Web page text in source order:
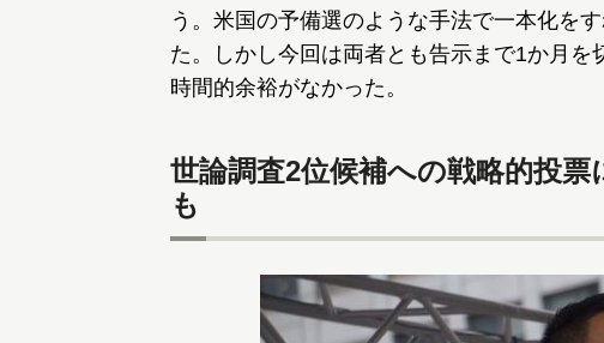
う。米国の予備選のような手法で一本化を
た。しかし今回は両者とも告示まで1か月
時間的余裕がなかった。
世論調査2位候補への戦略的投
も